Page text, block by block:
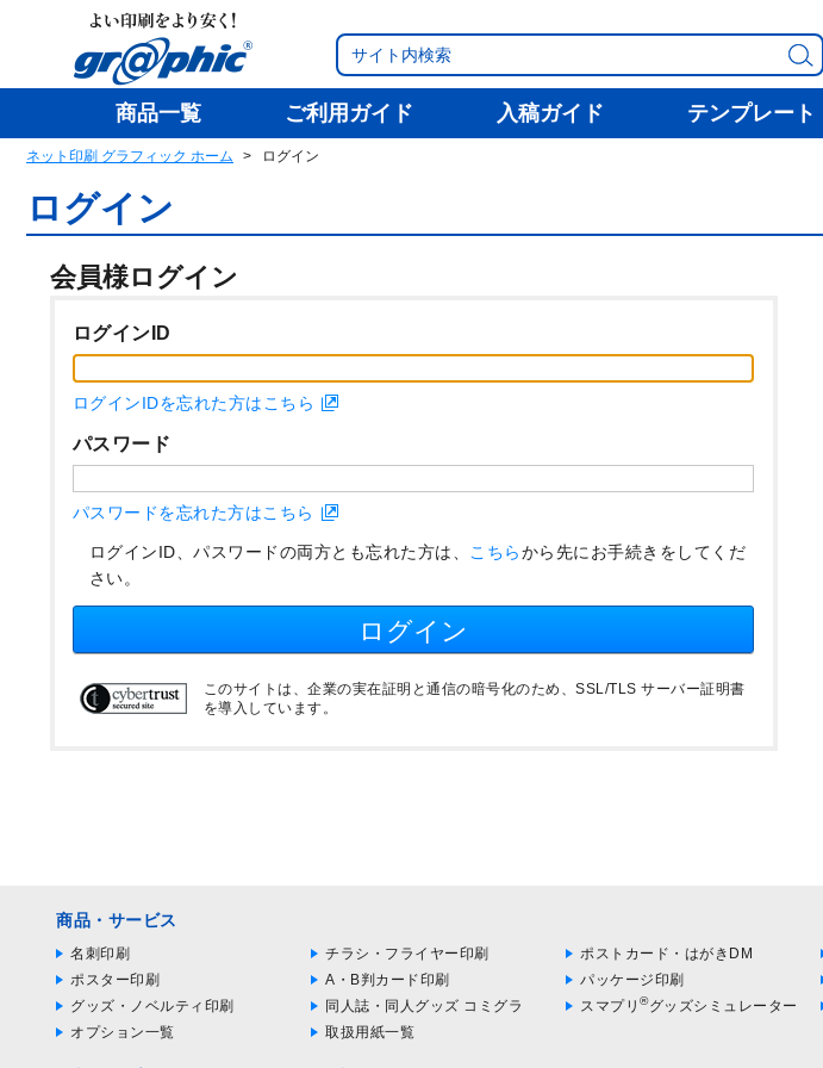
商品一覧 ご利用ガイド 入稿ガイド テンプレート
ネット印刷 グラフィック ホーム ログイン
ログイン
会員様ログイン
ログインID
ログインIDを忘れた方はこちら
パスワード
パスワードを忘れた方はこちら
ログインID、パスワードの両方とも忘れた方は、 こちらから先にお手続きをしてくだ
さい。
ログイン
このサイトは、企業の実在証明と通信の暗号化のため、SSL/TLS サーバー証明書
を導入しています。
商品・サービス
名刺印刷 チラシ・フライヤー印刷 ポストカード・はがきDM
ポスター印刷
A・B判カード印刷 パッケージ印刷
グッズ・ノベルティ印刷
同人誌・同人グッズ コミグラ スマプリ ®グッズシミュレーター
オプション一覧
取扱用紙一覧